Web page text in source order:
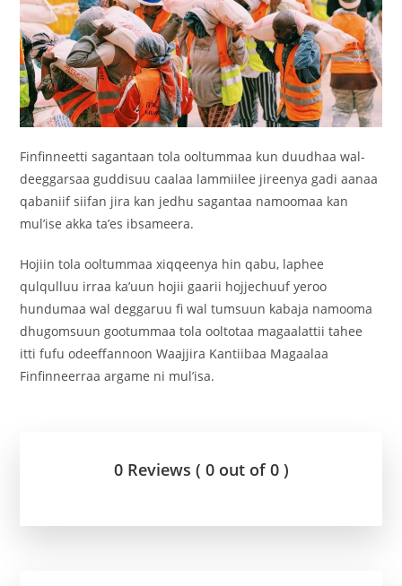
Finfinneetti sagantaan tola ooltummaa kun duudhaa wal-
deeggarsaa guddisuu caalaa lammiilee jireenya gadi aanaa
qabaniif siifan jira kan jedhu sagantaa namoomaa kan
mul’ise akka ta’es ibsameera.
Hojiin tola ooltummaa xiqqeenya hin qabu, laphee
qulqulluu irraa ka’uun hojii gaarii hojjechuuf yeroo
hundumaa wal deggaruu fi wal tumsuun kabaja namooma
dhugomsuun gootummaa tola ooltotaa magaalattii tahee
itti fufu odeeffannoon Waajjira Kantiibaa Magaalaa
Finfinneerraa argame ni mul’isa.
0 Reviews ( 0 out of 0 )